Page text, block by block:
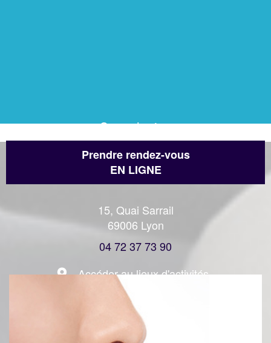
Consultation
Prendre rendez-vous
EN LIGNE
15, Quai Sarrail
69006 Lyon
04 72 37 73 90
Accéder au lieux d'activités